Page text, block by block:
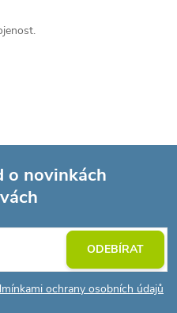
o novinkách
ochrany osobních údajů
ODEBÍRAT